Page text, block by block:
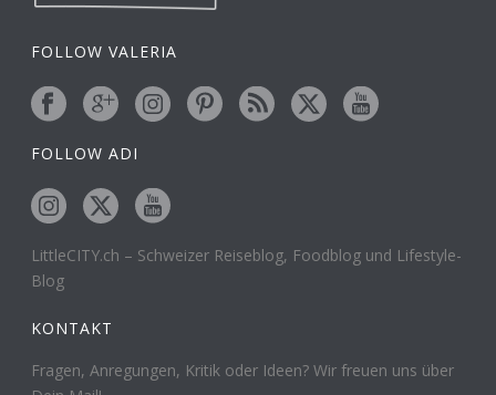
FOLLOW VALERIA
FOLLOW ADI
LittleCITY.ch – Schweizer Reiseblog, Foodblog und Lifestyle-
Blog
KONTAKT
Fragen, Anregungen, Kritik oder Ideen? Wir freuen uns über